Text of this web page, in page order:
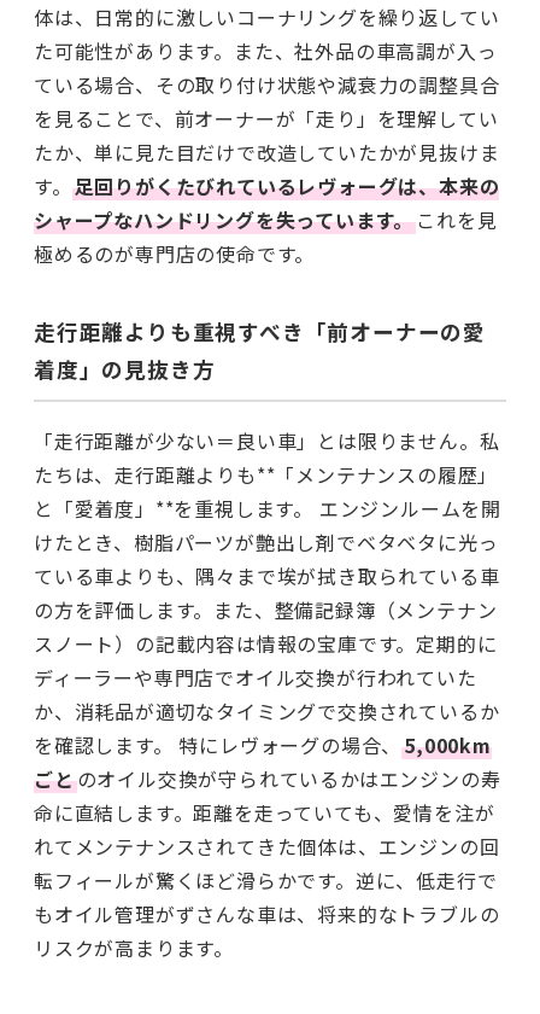
体は、日常的に激しいコーナリングを繰り返してい
た可能性があります。また、社外品の車高調が入っ
ている場合、その取り付け状態や減衰力の調整具合
を見ることで、前オーナーが「走り」を理解してい
たか、単に見た目だけで改造していたかが見抜けま
す。 足回りがくたびれているレヴォーグは、本来の
シャープなハンドリングを失っています。これを見
極めるのが専門店の使命です。
走行距離よりも重視すべき「前オーナーの愛
着度」の見抜き方
「走行距離が少ない＝良い車」とは限りません。私
たちは、走行距離よりも**「メンテナンスの履歴」
と「愛着度」**を重視します。 エンジンルームを開
けたとき、樹脂パーツが艶出し剤でベタベタに光っ
ている車よりも、隅々まで埃が拭き取られている車
の方を評価します。また、整備記録簿（メンテナン
スノート）の記載内容は情報の宝庫です。定期的に
ディーラーや専門店でオイル交換が行われていた
か、消耗品が適切なタイミングで交換されているか
を確認します。 特にレヴォーグの場合、5,000km
ごとのオイル交換が守られているかはエンジンの寿
命に直結します。距離を走っていても、愛情を注が
れてメンテナンスされてきた個体は、エンジンの回
転フィールが驚くほど滑らかです。逆に、低走行で
もオイル管理がずさんな車は、将来的なトラブルの
リスクが高まります。